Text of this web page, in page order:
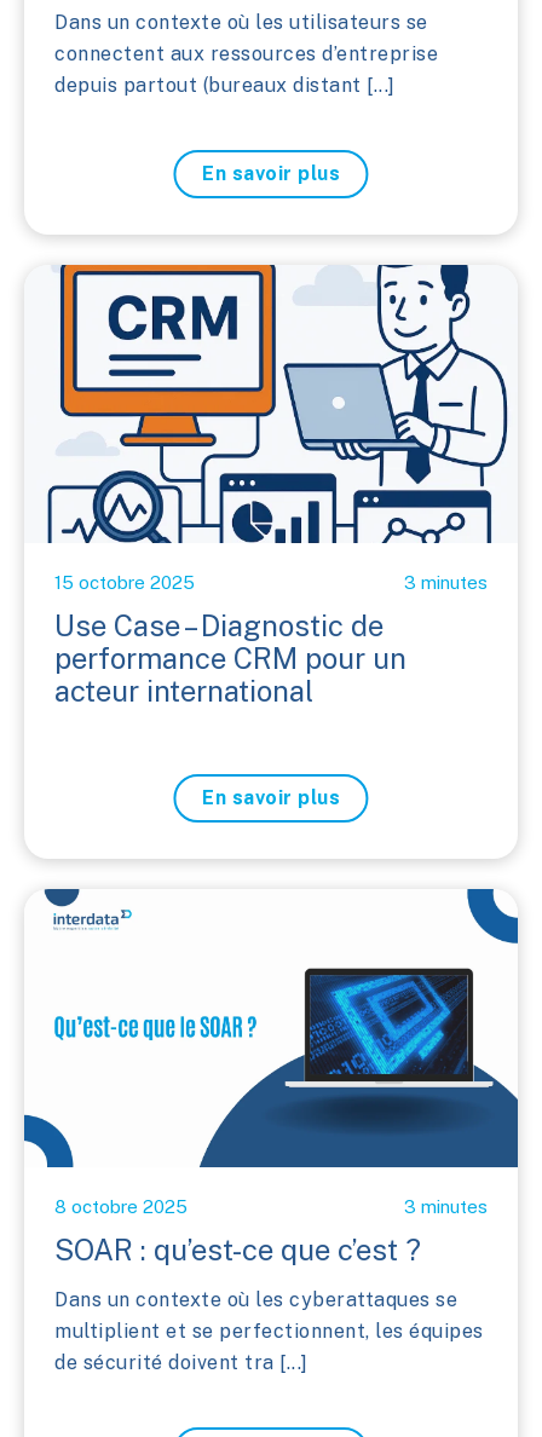
Dans un contexte où les utilisateurs se
connectent aux ressources d’entreprise
depuis partout (bureaux distant [...]
En savoir plus
15 octobre 2025 3 minutes
Use Case – Diagnostic de
performance CRM pour un
acteur international
En savoir plus
8 octobre 2025 3 minutes
SOAR : qu’est-ce que c’est ?
Dans un contexte où les cyberattaques se
multiplient et se perfectionnent, les équipes
de sécurité doivent tra [...]